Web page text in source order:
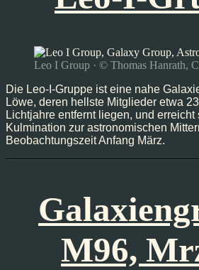
Leo I Group · © Thomas Hanrath,
Die Leo-I-Gruppe ist eine nahe
Löwe, deren hellste Mitglieder etwa
Lichtjahre entfernt liegen, und
Kulmination zur astronomischen
Beobachtungszeit Anfang März.
M96,